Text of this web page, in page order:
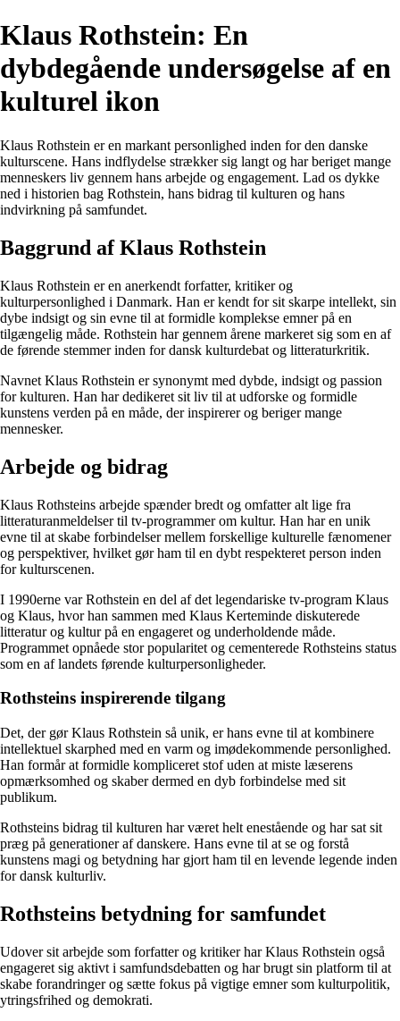
Klaus Rothstein: En
dybdegående undersøgelse af en
kulturel ikon
Klaus Rothstein er en markant personlighed inden for den danske
kulturscene. Hans indflydelse strækker sig langt og har beriget mange
menneskers liv gennem hans arbejde og engagement. Lad os dykke
ned i historien bag Rothstein, hans bidrag til kulturen og hans
indvirkning på samfundet.
Baggrund af Klaus Rothstein
Klaus Rothstein er en anerkendt forfatter, kritiker og
kulturpersonlighed i Danmark. Han er kendt for sit skarpe intellekt, sin
dybe indsigt og sin evne til at formidle komplekse emner på en
tilgængelig måde. Rothstein har gennem årene markeret sig som en af
de førende stemmer inden for dansk kulturdebat og litteraturkritik.
Navnet Klaus Rothstein er synonymt med dybde, indsigt og passion
for kulturen. Han har dedikeret sit liv til at udforske og formidle
kunstens verden på en måde, der inspirerer og beriger mange
mennesker.
Arbejde og bidrag
Klaus Rothsteins arbejde spænder bredt og omfatter alt lige fra
litteraturanmeldelser til tv-programmer om kultur. Han har en unik
evne til at skabe forbindelser mellem forskellige kulturelle fænomener
og perspektiver, hvilket gør ham til en dybt respekteret person inden
for kulturscenen.
I 1990erne var Rothstein en del af det legendariske tv-program Klaus
og Klaus, hvor han sammen med Klaus Kerteminde diskuterede
litteratur og kultur på en engageret og underholdende måde.
Programmet opnåede stor popularitet og cementerede Rothsteins status
som en af landets førende kulturpersonligheder.
Rothsteins inspirerende tilgang
Det, der gør Klaus Rothstein så unik, er hans evne til at kombinere
intellektuel skarphed med en varm og imødekommende personlighed.
Han formår at formidle kompliceret stof uden at miste læserens
opmærksomhed og skaber dermed en dyb forbindelse med sit
publikum.
Rothsteins bidrag til kulturen har været helt enestående og har sat sit
præg på generationer af danskere. Hans evne til at se og forstå
kunstens magi og betydning har gjort ham til en levende legende inden
for dansk kulturliv.
Rothsteins betydning for samfundet
Udover sit arbejde som forfatter og kritiker har Klaus Rothstein også
engageret sig aktivt i samfundsdebatten og har brugt sin platform til at
skabe forandringer og sætte fokus på vigtige emner som kulturpolitik,
ytringsfrihed og demokrati.